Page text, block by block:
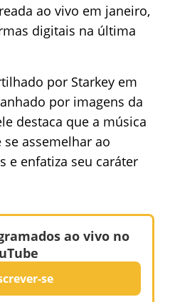
ao vivo em janeiro,
digitais na última
por Starkey em
por imagens da
destaca que a música
assemelhar ao
e enfatiza seu caráter
ao vivo no
se